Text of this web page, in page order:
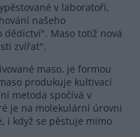
v laboratoři,
našeho
dědictví". Maso totiž nová
zvířat".
maso, je formou
produkuje kultivací
metoda spočívá v
je na molekulární úrovni
i když se pěstuje mimo